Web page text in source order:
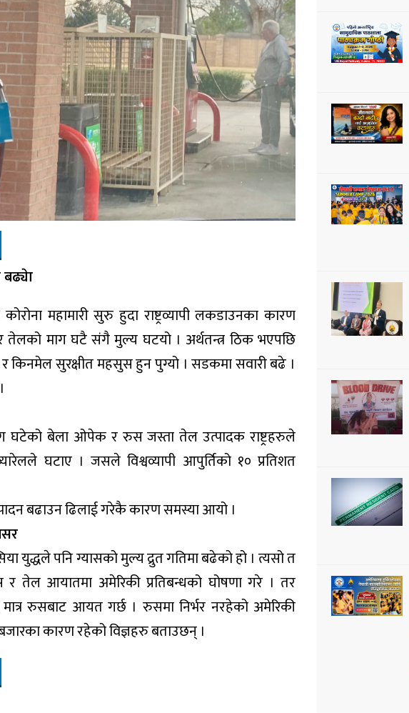
महामारी सुरु हुदा राष्ट्रव्यापी लकडाउनका कारण
माग घटै संगै मुल्य घटयो । अर्थतन्त्र ठिक भएपछि
किनमेल सुरक्षीत महसुस हुन पुग्यो । सडकमा सवारी बढे ।
घटेको बेला ओपेक र रुस जस्ता तेल उत्पादक राष्ट्रहरुले
घटाए । जसले विश्वव्यापी आपुर्तिको १० प्रतिशत
बढाउन ढिलाई गरेकै कारण समस्या आयो ।
युद्धले पनि ग्यासको मुल्य द्रुत गतिमा बढेको हो । त्यसो त
र तेल आयातमा अमेरिकी प्रतिबन्धको घोषणा गरे । तर
रुसबाट आयत गर्छ । रुसमा निर्भर नरहेको अमेरिकी
कारण रहेको विज्ञहरु बताउछन् ।